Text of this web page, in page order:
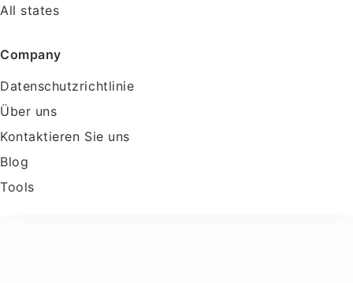
All states
Company
Datenschutzrichtlinie
Über uns
Kontaktieren Sie uns
Blog
Tools